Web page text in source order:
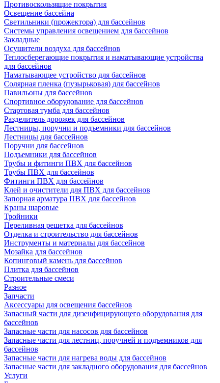
Противоскользящие покрытия
Освещение бассейна
Светильники (прожектора) для бассейнов
Системы управления освещением для бассейнов
Закладные
Осушители воздуха для бассейнов
Теплосберегающие покрытия и наматывающие устройства
для бассейнов
Наматывающее устройство для бассейнов
Солярная пленка (пузырьковая) для бассейнов
Павильоны для бассейнов
Спортивное оборудование для бассейнов
Стартовая тумба для бассейнов
Разделитель дорожек для бассейнов
Лестницы, поручни и подъемники для бассейнов
Лестницы для бассейнов
Поручни для бассейнов
Подъемники для бассейнов
Трубы и фитинги ПВХ для бассейнов
Трубы ПВХ для бассейнов
Фитинги ПВХ для бассейнов
Клей и очистители для ПВХ для бассейнов
Запорная арматура ПВХ для бассейнов
Краны шаровые
Тройники
Переливная решетка для бассейнов
Отделка и строительство для бассейнов
Инструменты и материалы для бассейнов
Мозайка для бассейнов
Копинговый камень для бассейнов
Плитка для бассейнов
Строительные смеси
Разное
Запчасти
Аксессуары для освещения бассейнов
Запасный части для дизенфицирующего оборудования для
бассейнов
Запасные части для насосов для бассейнов
Запасные части для лестниц, поручней и подъемников для
бассейнов
Запасные части для нагрева воды для бассейнов
Запасные части для закладного оборудования для бассейнов
Услуги